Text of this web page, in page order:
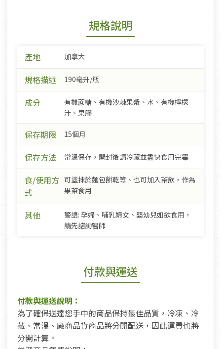
規格說明
產地 加拿大
規格描述 190毫升/瓶
成分
有機蔗糖、有機沙棘果漿、水、有機檸檬
汁、果膠
保存期限 15個月
保存方法 常溫保存，開封後請冷藏並盡快食用完畢
食/使用方
式
可塗抹於麵包餅乾等、也可加入茶飲，作為
果茶食用
其他
警語: 孕婦、哺乳婦女、嬰幼兒如欲食用，
請先諮詢醫師
付款與運送
付款與運送說明：
為了確保送達您手中的商品保持最佳品質，冷凍、冷
藏、常溫、廠商品貨商品將分開配送，因此運費也將
分開計算。